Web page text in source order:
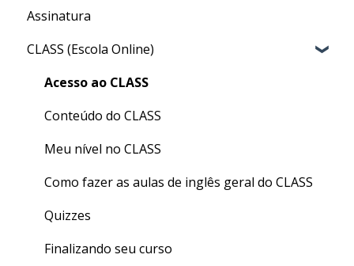
Minha Conta
Assinatura
CLASS (Escola Online)
Acesso ao CLASS
Conteúdo do CLASS
Meu nível no CLASS
Como fazer as aulas de inglês geral do CLASS
Quizzes
Finalizando seu curso